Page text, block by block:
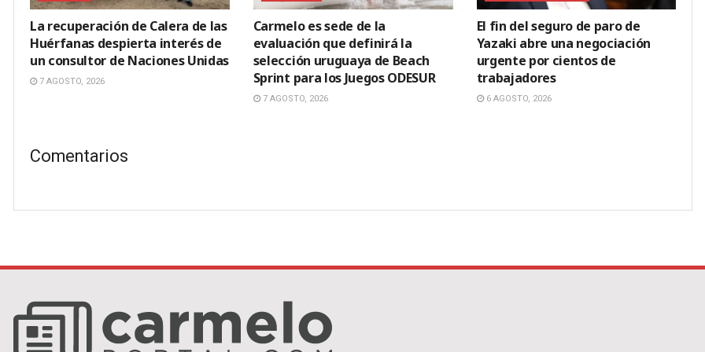
La recuperación de Calera de las
Huérfanas despierta interés de
un consultor de Naciones Unidas
7 AGOSTO, 2026
Carmelo es sede de la
evaluación que definirá la
selección uruguaya de Beach
Sprint para los Juegos ODESUR
7 AGOSTO, 2026
El fin del seguro de paro de
Yazaki abre una negociación
urgente por cientos de
trabajadores
6 AGOSTO, 2026
Comentarios